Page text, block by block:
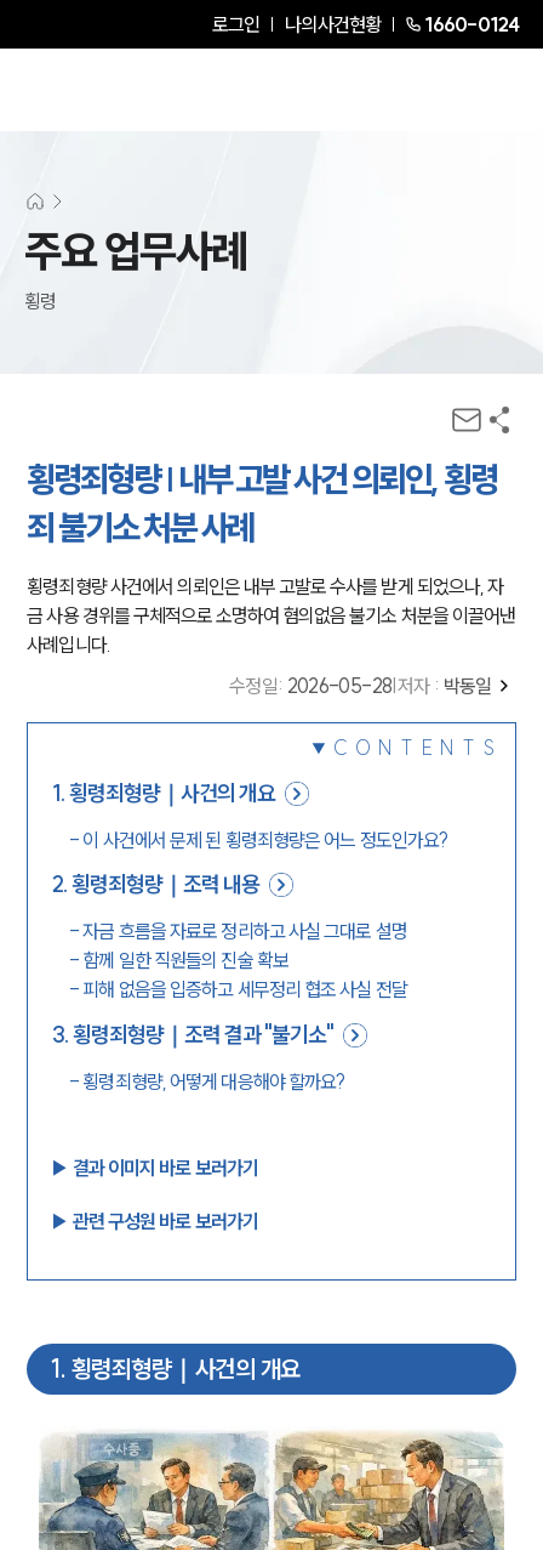
로그인 나의사건현황 1660-0124
주요 업무사례
횡령
횡령죄형량 | 내부 고발 사건 의뢰인, 횡령
죄 불기소 처분 사례
횡령죄형량 사건에서 의뢰인은 내부 고발로 수사를 받게 되었으나, 자
금 사용 경위를 구체적으로 소명하여 혐의없음 불기소 처분을 이끌어낸
사례입니다.
수정일: 2026-05-28 저자 : 박동일
CONTENTS
1.횡령죄형량｜사건의 개요
- 이 사건에서 문제 된 횡령죄형량은 어느 정도인가요?
2.횡령죄형량｜조력 내용
-자금 흐름을 자료로 정리하고 사실 그대로 설명
- 함께 일한 직원들의 진술 확보
- 피해 없음을 입증하고 세무정리 협조 사실 전달
3.횡령죄형량｜조력 결과 "불기소"
- 횡령죄형량, 어떻게 대응해야 할까요?
▶︎ 결과 이미지 바로 보러가기
▶︎ 관련 구성원 바로 보러가기
1. 횡령죄형량｜사건의 개요